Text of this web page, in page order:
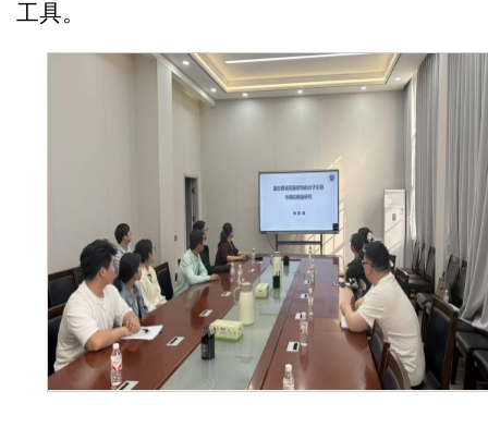
工具。